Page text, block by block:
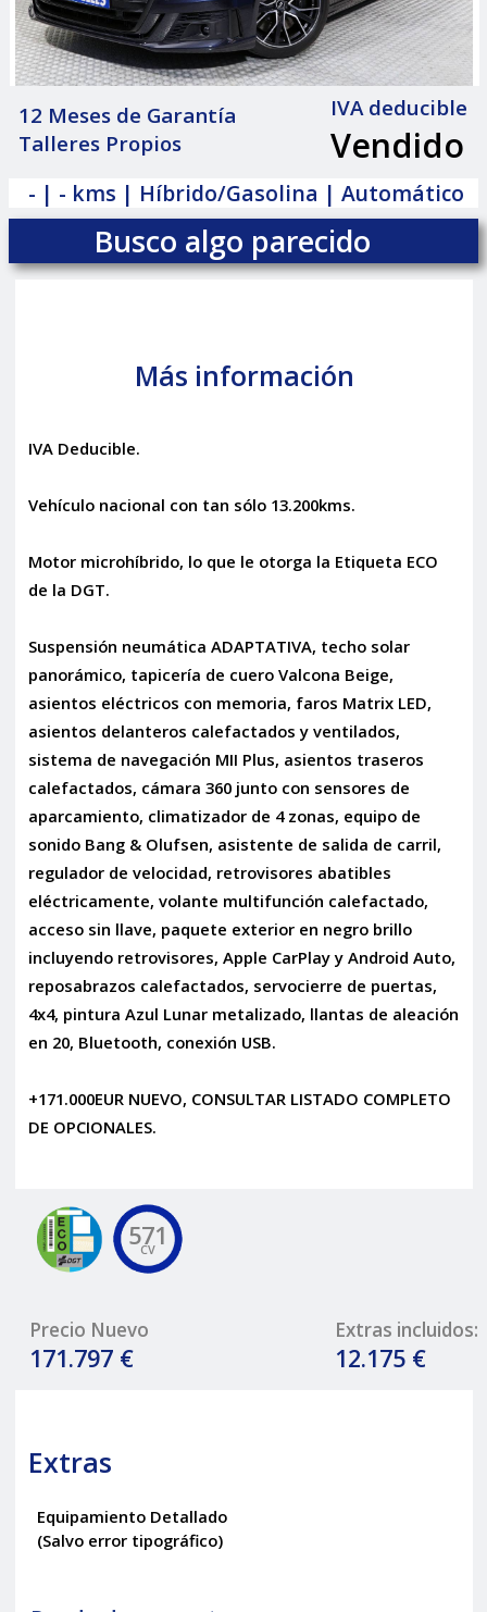
12 Meses de Garantía
Talleres Propios
IVA deducible
Vendido
- | - kms | Híbrido/Gasolina | Automático
Busco algo parecido
Más información
IVA Deducible.
Vehículo nacional con tan sólo 13.200kms.
Motor microhíbrido, lo que le otorga la Etiqueta ECO
de la DGT.
Suspensión neumática ADAPTATIVA, techo solar
panorámico, tapicería de cuero Valcona Beige,
asientos eléctricos con memoria, faros Matrix LED,
asientos delanteros calefactados y ventilados,
sistema de navegación MII Plus, asientos traseros
calefactados, cámara 360 junto con sensores de
aparcamiento, climatizador de 4 zonas, equipo de
sonido Bang & Olufsen, asistente de salida de carril,
regulador de velocidad, retrovisores abatibles
eléctricamente, volante multifunción calefactado,
acceso sin llave, paquete exterior en negro brillo
incluyendo retrovisores, Apple CarPlay y Android Auto,
reposabrazos calefactados, servocierre de puertas,
4x4, pintura Azul Lunar metalizado, llantas de aleación
en 20, Bluetooth, conexión USB.
+171.000EUR NUEVO, CONSULTAR LISTADO COMPLETO
DE OPCIONALES.
571
CV
Precio Nuevo
171.797 €
Extras incluidos:
12.175 €
Extras
Equipamiento Detallado
(Salvo error tipográfico)